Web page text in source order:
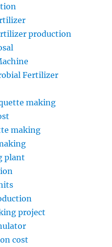
production
Fertilizer
making
making
plant
project
cost